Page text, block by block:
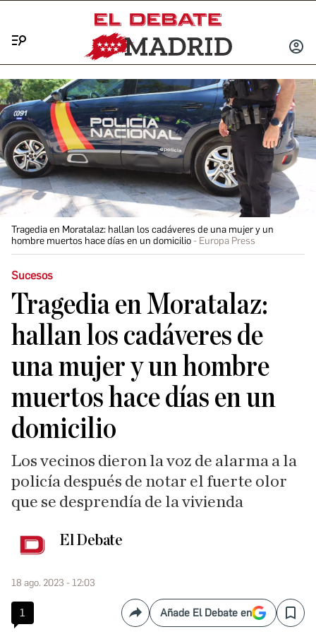
INICIAR
Tragedia en Moratalaz: hallan los cadáveres de una mujer y un
hombre muertos hace días en un domicilio
Europa Press
Sucesos
Tragedia en Moratalaz:
hallan los cadáveres de
una mujer y un hombre
muertos hace días en un
domicilio
Los vecinos dieron la voz de alarma a la
policía después de notar el fuerte olor
que se desprendía de la vivienda
El Debate
18 ago. 2023 - 12:03
1 CompartirAñade El Debate en Save